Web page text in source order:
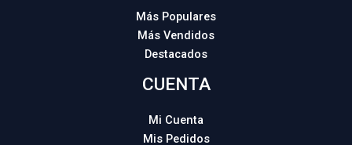
Más Populares
Más Vendidos
Destacados
CUENTA
Mi Cuenta
Mis Pedidos